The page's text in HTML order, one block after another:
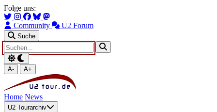
Zum Hauptinhalt springen
Zur Navigation springen
Folge uns:
Community U2 Forum
Suche
A- A+
Home News
U2 Tourarchiv